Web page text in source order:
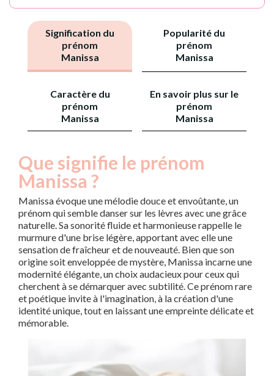
Signification du
prénom
Manissa
Popularité du
prénom
Manissa
Caractère du
prénom
Manissa
En savoir plus sur le
prénom
Manissa
Que signifie le prénom
Manissa ?
Manissa évoque une mélodie douce et envoûtante, un
prénom qui semble danser sur les lèvres avec une grâce
naturelle. Sa sonorité fluide et harmonieuse rappelle le
murmure d'une brise légère, apportant avec elle une
sensation de fraîcheur et de nouveauté. Bien que son
origine soit enveloppée de mystère, Manissa incarne une
modernité élégante, un choix audacieux pour ceux qui
cherchent à se démarquer avec subtilité. Ce prénom rare
et poétique invite à l'imagination, à la création d'une
identité unique, tout en laissant une empreinte délicate et
mémorable.